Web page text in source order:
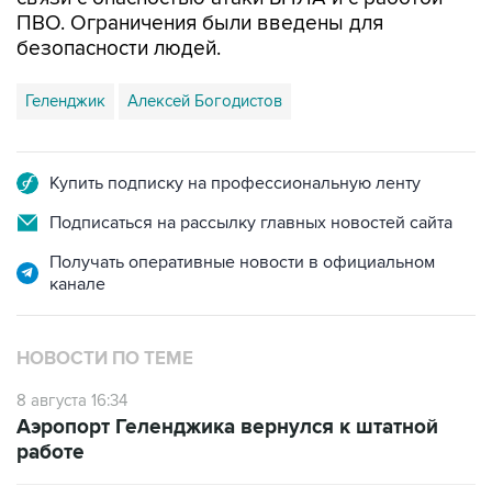
ПВО. Ограничения были введены для
безопасности людей.
Геленджик Алексей Богодистов
Купить подписку на профессиональную ленту
Подписаться на рассылку главных новостей сайта
Получать оперативные новости в официальном
канале
НОВОСТИ ПО ТЕМЕ
8 августа 16:34
Аэропорт Геленджика вернулся к штатной
работе